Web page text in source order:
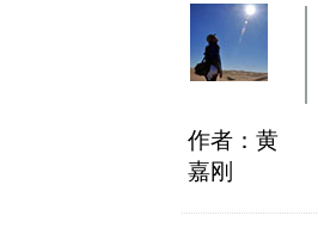
作者：黄
嘉刚